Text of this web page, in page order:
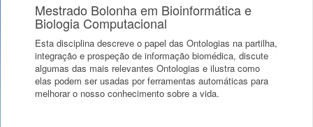
Mestrado Bolonha em Bioinformática e
Biologia Computacional
Esta disciplina descreve o papel das Ontologias na partilha,
integração e prospeção de informação biomédica, discute
algumas das mais relevantes Ontologias e ilustra como
elas podem ser usadas por ferramentas automáticas para
melhorar o nosso conhecimento sobre a vida.